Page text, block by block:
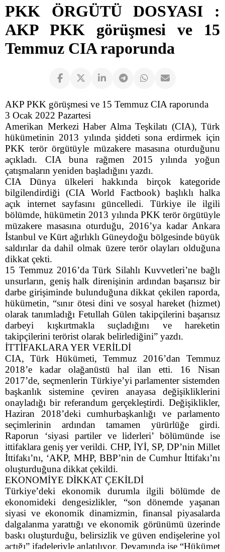
PKK ÖRGÜTÜ DOSYASI :
AKP PKK görüşmesi ve 15
Temmuz CIA raporunda
AKP PKK görüşmesi ve 15 Temmuz CIA raporunda
3 Ocak 2022 Pazartesi
Amerikan Merkezi Haber Alma Teşkilatı (CIA), Türk
hükümetinin 2013 yılında şiddeti sona erdirmek için
PKK terör örgütüyle müzakere masasına oturduğunu
açıkladı. CIA buna rağmen 2015 yılında yoğun
çatışmaların yeniden başladığını yazdı.
CIA Dünya ülkeleri hakkında birçok kategoride
bilgilendirdiği (CIA World Factbook) başlıklı halka
açık internet sayfasını güncelledi. Türkiye ile ilgili
bölümde, hükümetin 2013 yılında PKK terör örgütüyle
müzakere masasına oturduğu, 2016’ya kadar Ankara
İstanbul ve Kürt ağırlıklı Güneydoğu bölgesinde büyük
saldırılar da dahil olmak üzere terör olayları olduğuna
dikkat çekti.
15 Temmuz 2016’da Türk Silahlı Kuvvetleri’ne bağlı
unsurların, geniş halk direnişinin ardından başarısız bir
darbe girişiminde bulunduğuna dikkat çekilen raporda,
hükümetin, “sınır ötesi dini ve sosyal hareket (hizmet)
olarak tanımladığı Fetullah Gülen takipçilerini başarısız
darbeyi kışkırtmakla suçladığını ve hareketin
takipçilerini terörist olarak belirlediğini” yazdı.
İTTİFAKLARA YER VERİLDİ
CIA, Türk Hükümeti, Temmuz 2016’dan Temmuz
2018’e kadar olağanüstü hal ilan etti. 16 Nisan
2017’de, seçmenlerin Türkiye’yi parlamenter sistemden
başkanlık sistemine çeviren anayasa değişikliklerini
onayladığı bir referandum gerçekleştirdi. Değişiklikler,
Haziran 2018’deki cumhurbaşkanlığı ve parlamento
seçimlerinin ardından tamamen yürürlüğe girdi.
Raporun ‘siyasi partiler ve liderleri’ bölümünde ise
ittifaklara geniş yer verildi. CHP, İYİ, SP, DP’nin Millet
İttifakı’nı, ‘AKP, MHP, BBP’nin de Cumhur İttifakı’nı
oluşturduğuna dikkat çekildi.
EKONOMİYE DİKKAT ÇEKİLDİ
Türkiye’deki ekonomik durumla ilgili bölümde de
ekonomideki dengesizlikler, “son dönemde yaşanan
siyasi ve ekonomik dinamizmin, finansal piyasalarda
dalgalanma yarattığı ve ekonomik görünümü üzerinde
baskı oluşturduğu, belirsizlik ve güven endişelerine yol
açtığı” ifadeleriyle anlatılıyor. Devamında ise “Hükümet